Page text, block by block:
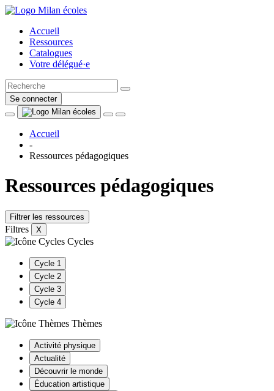
Accueil
Ressources
Catalogues
Votre délégué·e
Se connecter
Accueil
-
Ressources pédagogiques
Ressources pédagogiques
Filtrer les ressources
Filtres X
Cycles
Cycle 1
Cycle 2
Cycle 3
Cycle 4
Thèmes
Activité physique
Actualité
Découvrir le monde
Éducation artistique